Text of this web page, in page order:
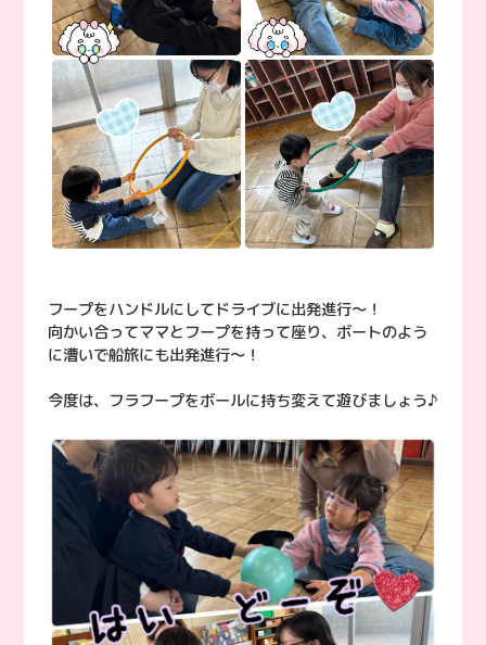
フープをハンドルにしてドライブに出発進行〜！
向かい合ってママとフープを持って座り、ボートのよう
に漕いで船旅にも出発進行〜！
今度は、フラフープをボールに持ち変えて遊びましょう♪